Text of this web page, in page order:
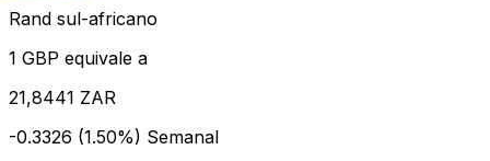
Rand sul-africano
1 GBP equivale a
21,8441 ZAR
-0.3326 (1.50%) Semanal